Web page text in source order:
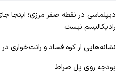
دیپلماسی در نقطه صفر مرزی؛ اینجا
رادیکالیسم نیست
نشانه‌هایی از کوه فساد و رانت‌خواری در
بودجه روی پل صراط